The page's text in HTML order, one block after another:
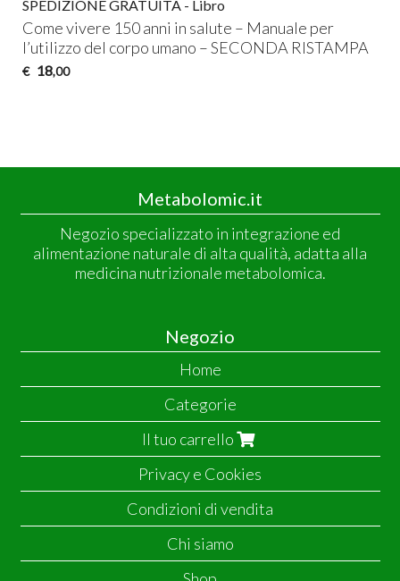
SPEDIZIONE GRATUITA - Libro
Come vivere 150 anni in salute – Manuale per
l’utilizzo del corpo umano –SECONDA RISTAMPA
€ 18,00
Metabolomic.it
Negozio specializzato in integrazione ed
alimentazione naturale di alta qualità, adatta alla
medicina nutrizionale metabolomica.
Negozio
Home
Categorie
Il tuo carrello
Privacy e Cookies
Condizioni di vendita
Chi siamo